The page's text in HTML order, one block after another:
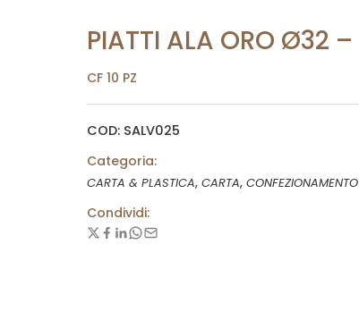
PIATTI ALA ORO Ø32 –
CF 10 PZ
COD: SALV025
Categoria:
CARTA & PLASTICA, CARTA, CONFEZIONAMENTO
Condividi: